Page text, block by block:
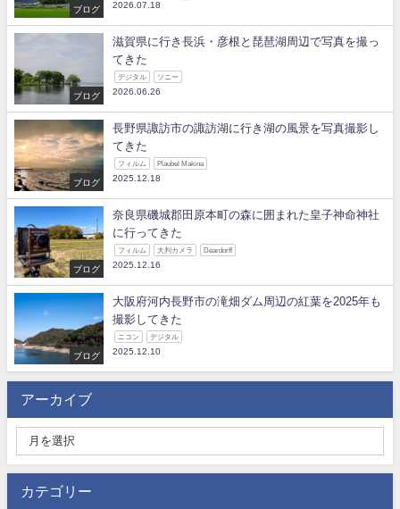
ブログ 2026.07.18
ブログ
滋賀県に行き長浜・彦根と琵琶湖周辺で写真を撮っ
てきた
デジタル ソニー
2026.06.26
ブログ
長野県諏訪市の諏訪湖に行き湖の風景を写真撮影し
てきた
フィルム Plaubel Makina
2025.12.18
ブログ
奈良県磯城郡田原本町の森に囲まれた皇子神命神社
に行ってきた
フィルム 大判カメラ Deardorff
2025.12.16
ブログ
大阪府河内長野市の滝畑ダム周辺の紅葉を2025年も
撮影してきた
ニコン デジタル
2025.12.10
アーカイブ
カテゴリー